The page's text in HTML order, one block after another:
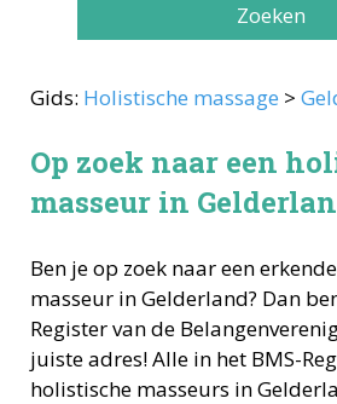
Zoeken
Gids: Holistische massage >
Op zoek naar een
masseur in
Ben je op zoek naar een erkende
masseur inGelderland? Dan
Register van de
juiste adres! Alle in het BMS-
holistische masseurs in